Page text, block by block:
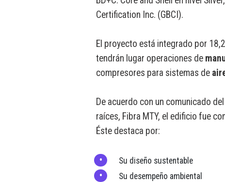
Certification Inc. (GBCI).
El proyecto está integrado por
tendrán lugar operaciones de
compresores para sistemas de
De acuerdo con un comunicado
raíces, Fibra MTY, el edificio fue
Éste destaca por:
Su diseño sustentable
Su desempeño ambiental